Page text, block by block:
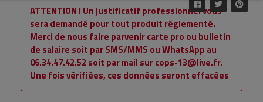
ATTENTION ! Un justificatif professionnel vous
sera demandé pour tout produit réglementé.
Merci de nous faire parvenir carte pro ou bulletin
de salaire soit par SMS/MMS ou WhatsApp au
06.34.47.42.52 soit par mail sur cops-13@live.fr.
Une fois vérifiées, ces données seront effacées